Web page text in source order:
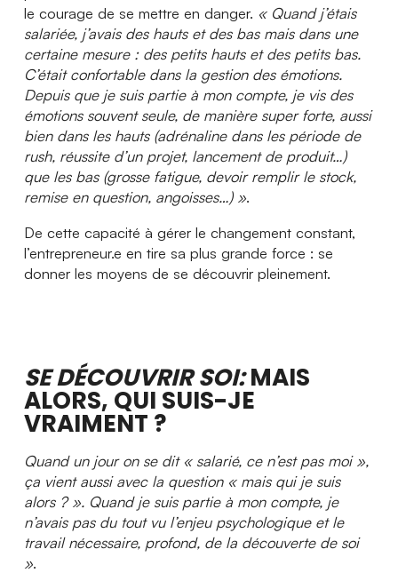
le courage de se mettre en danger. « Quand j’étais
salariée, j’avais des hauts et des bas mais dans une
certaine mesure : des petits hauts et des petits bas.
C’était confortable dans la gestion des émotions.
Depuis que je suis partie à mon compte, je vis des
émotions souvent seule, de manière super forte, aussi
bien dans les hauts (adrénaline dans les période de
rush, réussite d’un projet, lancement de produit…)
que les bas (grosse fatigue, devoir remplir le stock,
remise en question, angoisses…) ».
De cette capacité à gérer le changement constant,
l’entrepreneur.e en tire sa plus grande force : se
donner les moyens de se découvrir pleinement.
SE DÉCOUVRIR SOI:MAIS
ALORS, QUI SUIS-JE
VRAIMENT ?
Quand un jour on se dit « salarié, ce n’est pas moi »,
ça vient aussi avec la question « mais qui je suis
alors ? ». Quand je suis partie à mon compte, je
n’avais pas du tout vu l’enjeu psychologique et le
travail nécessaire, profond, de la découverte de soi
».